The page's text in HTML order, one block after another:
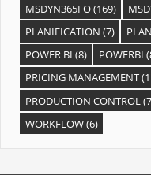
MSDYN365FO(169)
PLANIFICATION (7)
POWER BI (8) POWERBI
PRICING MANAGEMENT
PRODUCTION CONTROL
WORKFLOW(6)